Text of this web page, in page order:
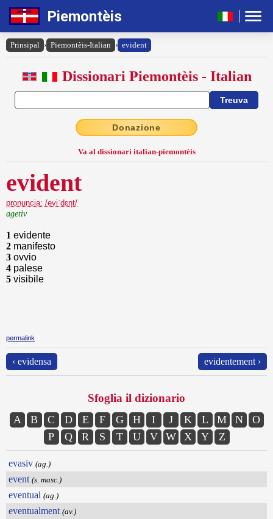
Piemontèis
Prinsipal › Piemontèis-Italian › evident
Dissionari Piemontèis - Italian
Donazione
Va al dissionari italian-piemontèis
evident
pronuncia: /eviˈdɛŋt/
agetiv
1 evidente
2 manifesto
3 ovvio
4 palese
5 visibile
permalink
‹ evidensa evidentement ›
Sfoglia il dizionario
A B C D E F G H I J K L M N
O
P
Q R S T U V W X Y Z
evasiv (ag.)
event (s. masc.)
eventual (ag.)
eventualment (av.)